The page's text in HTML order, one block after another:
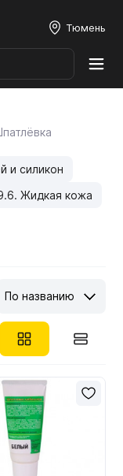
Тюмень
и силикон
Жидкая кожа
По названию